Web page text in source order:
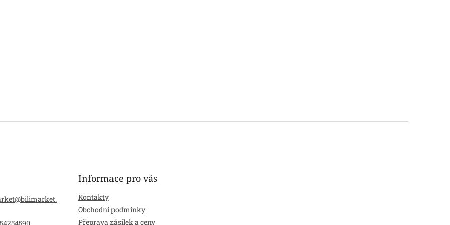
@bilimarket.
Informace pro vás
Kontakty
Obchodní podmínky
Přeprava zásilek a ceny